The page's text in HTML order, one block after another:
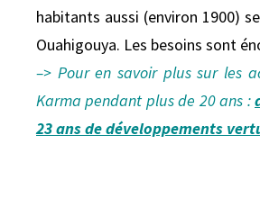
habitants aussi (environ 1900)
Ouahigouya. Les besoins sont
–> Pour en savoir plus sur les
Karma pendant plus de 20 ans :
23 ans de développements